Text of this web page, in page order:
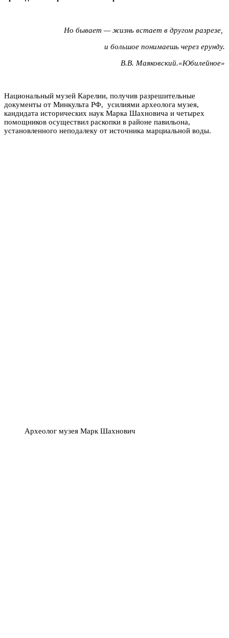
Но бывает — жизнь встает в другом разрезе,
и большое понимаешь через ерунду.
В.В. Маяковский.«Юбилейное»
Национальный музей Карелии, получив разрешительные
документы от Минкульта РФ, усилиями археолога музея,
кандидата исторических наук Марка Шахновича и четырех
помощников осуществил раскопки в районе павильона,
установленного неподалеку от источника марциальной воды.
Археолог музея Марк Шахнович